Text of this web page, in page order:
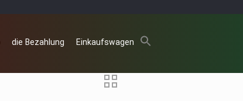
die Bezahlung Einkaufswagen